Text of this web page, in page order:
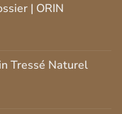
| ORIN
Tressé Naturel